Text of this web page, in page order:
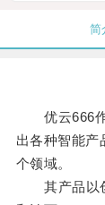
简
优云666作
出各种智能产
个领域。
其产品以创